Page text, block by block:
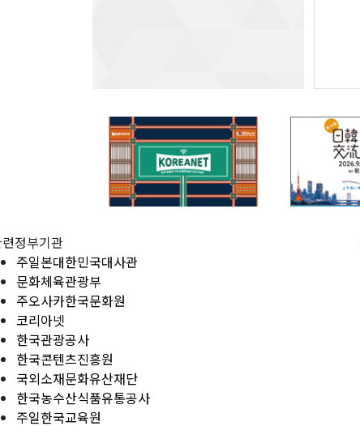
정부기관
주일본대한민국대사관
문화체육관광부
주오사카한국문화원
코리아넷
한국관광공사
한국콘텐츠진흥원
국외소재문화유산재단
한국농수산식품유통공사
주일한국교육원